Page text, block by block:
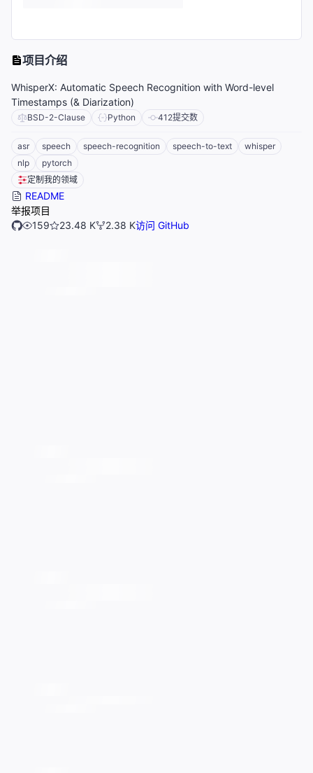
项目介绍
WhisperX: Automatic Speech Recognition with Word-level
Timestamps (& Diarization)
BSD-2-Clause Python 412提交数
asr speech speech-recognition speech-to-text
whisper
nlp
pytorch
定制我的领域
README
举报项目
159
23.48 K 2.38 K访问 GitHub